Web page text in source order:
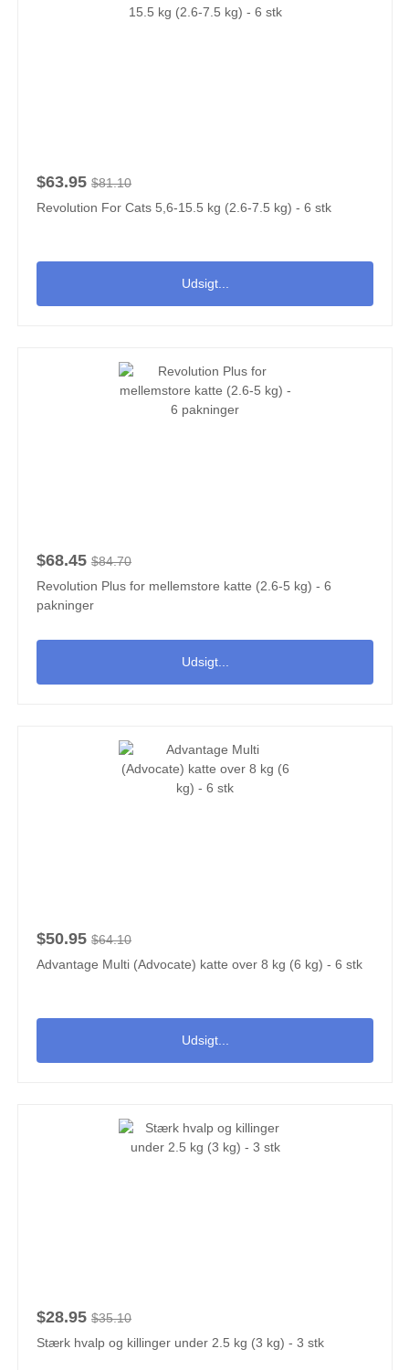
$63.95 $81.10
Revolution For Cats 5,6-15.5 kg (2.6-7.5 kg) - 6 stk
Udsigt...
$68.45 $84.70
Revolution Plus for mellemstore katte (2.6-5 kg) - 6
pakninger
Udsigt...
$50.95 $64.10
Advantage Multi (Advocate) katte over 8 kg (6 kg) - 6 stk
Udsigt...
$28.95 $35.10
Stærk hvalp og killinger under 2.5 kg (3 kg) - 3 stk